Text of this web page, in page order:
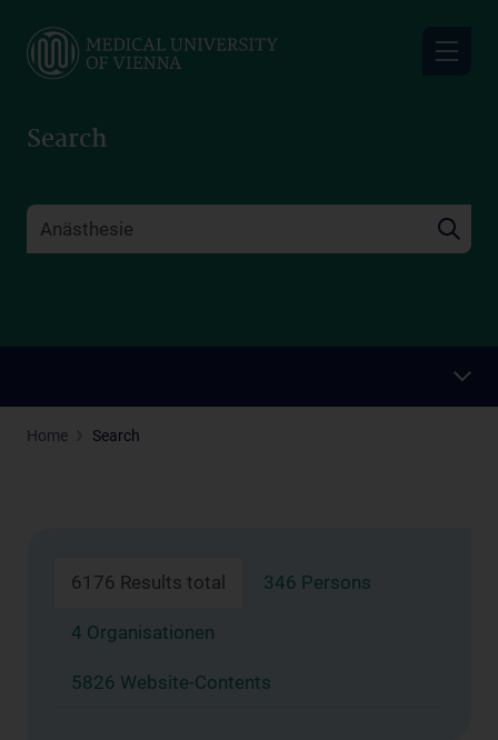
main
Search
Home Search
6176 Results total 346 Persons
4 Organisationen
5826 Website-Contents